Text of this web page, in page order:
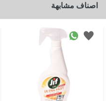
اصناف مشابهة